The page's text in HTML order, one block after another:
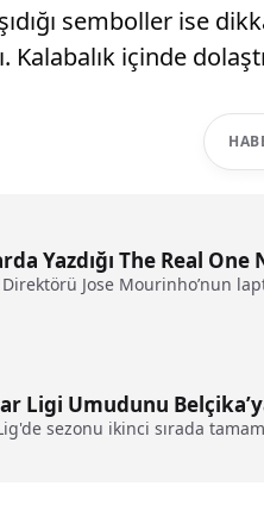
semboller ise
içinde
Yazdığı The Real One
Jose Mourinho’nun
Ligi Umudunu
sezonu ikinci sırada